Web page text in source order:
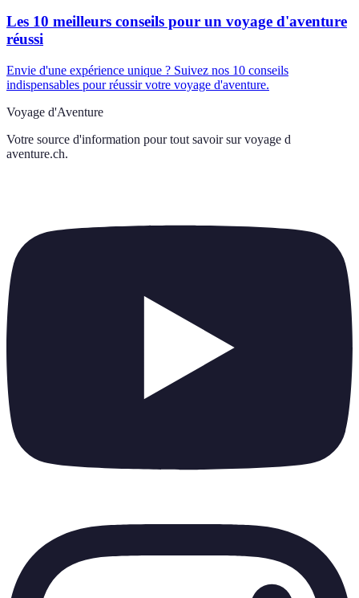
Les 10 meilleurs conseils pour un voyage d'aventure
réussi
Envie d'une expérience unique ? Suivez nos 10 conseils
indispensables pour réussir votre voyage d'aventure.
Voyage d'Aventure
Votre source d'information pour tout savoir sur voyage d
aventure.ch.